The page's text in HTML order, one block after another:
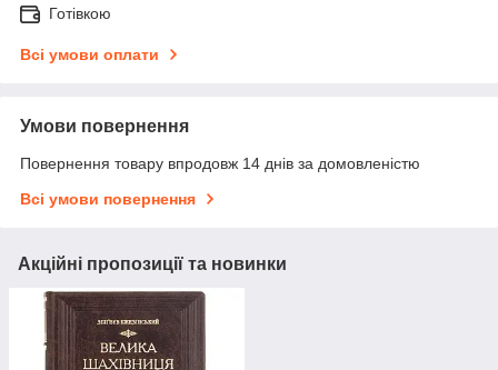
Готівкою
Всі умови оплати
Умови повернення
Повернення товару впродовж 14 днів за домовленістю
Всі умови повернення
Акційні пропозиції та новинки